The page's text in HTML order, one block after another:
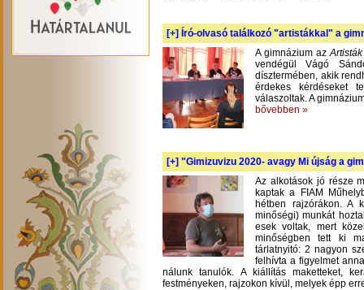
[+] Író-olvasó találkozó "artistákkal" a
A gimnázium az
vendégül Vágó
dísztermében, akik
érdekes kérdéseket
válaszoltak. A
bővebben »
[+] "Gimizuvizu 2020- avagy Mi újság a
Az alkotások jó része
kaptak a FIAM
hétben rajzórákon. A
minőségi) munkát
esek voltak, mert
minőségben tett ki
tárlatnyitó: 2 nagyon
felhívta a figyelmet
nálunk tanulók. A kiállítás maketteket,
festményeken, rajzokon kívül, melyek épp